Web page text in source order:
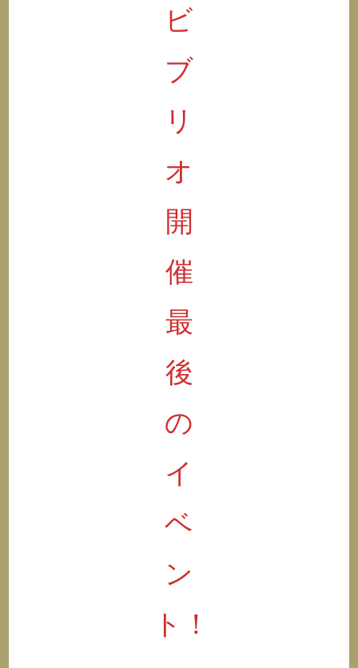
ビ
ブ
リ
オ
開
催
最
後
の
イ
ベ
ン
ト！